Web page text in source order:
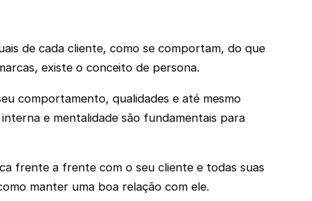
de cada cliente, como se comportam, do que
existe o conceito de persona.
comportamento, qualidades e até mesmo
e mentalidade são fundamentais para
frente a frente com o seu cliente e todas suas
manter uma boa relação com ele.